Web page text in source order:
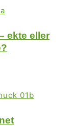
ekte eller